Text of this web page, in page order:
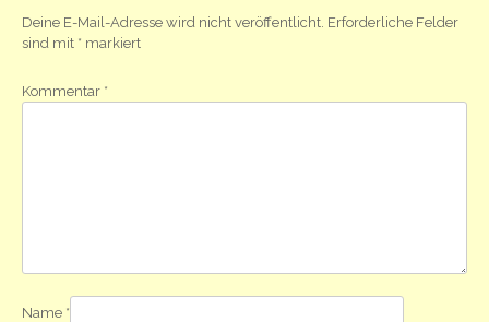
Deine E-Mail-Adresse wird nicht veröffentlicht. Erforderliche Felder
sind mit * markiert
Kommentar *
Name *